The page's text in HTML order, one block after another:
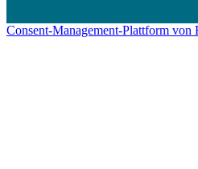
Consent-Management-Plattform von